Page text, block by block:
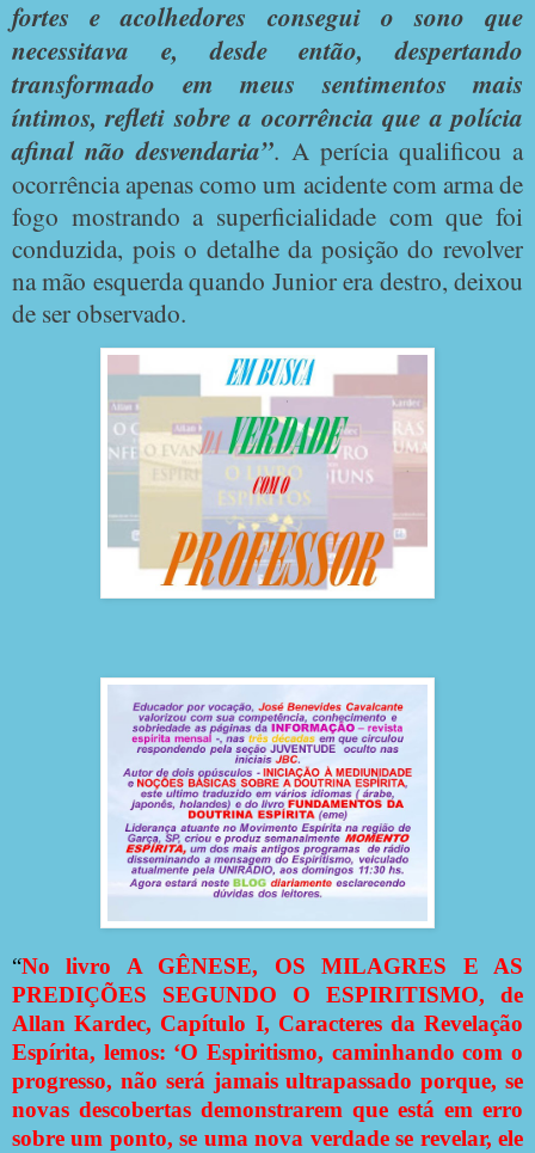
fortes e acolhedores consegui o sono que
necessitava e, desde então, despertando
transformado em meus sentimentos mais
íntimos, refleti sobre a ocorrência que a polícia
afinal não desvendaria”. A perícia qualificou a
ocorrência apenas como um acidente com arma de
fogo mostrando a superficialidade com que foi
conduzida, pois o detalhe da posição do revolver
na mão esquerda quando Junior era destro, deixou
de ser observado.
“No livro A GÊNESE, OS MILAGRES E AS
PREDIÇÕES SEGUNDO O ESPIRITISMO, de
Allan Kardec, Capítulo I, Caracteres da Revelação
Espírita, lemos: ‘O Espiritismo, caminhando com o
progresso, não será jamais ultrapassado porque, se
novas descobertas demonstrarem que está em erro
sobre um ponto, se uma nova verdade se revelar, ele